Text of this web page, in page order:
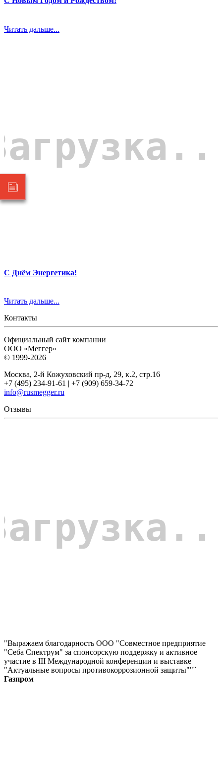
Читать дальше...
С Днём Энергетика!
Читать дальше...
Контакты
Официальный сайт компании
ООО «Меггер»
© 1999-2026
Москва, 2-й Кожуховский пр-д, 29, к.2, стр.16
+7 (495) 234-91-61 | +7 (909) 659-34-72
info@rusmegger.ru
Отзывы
"Выражаем благодарность ООО "Совместное предприятие
"Себа Спектрум" за спонсорскую поддержку и активное
участие в III Международной конференции и выставке
"Актуальные вопросы противокоррозионной защиты"""
Газпром